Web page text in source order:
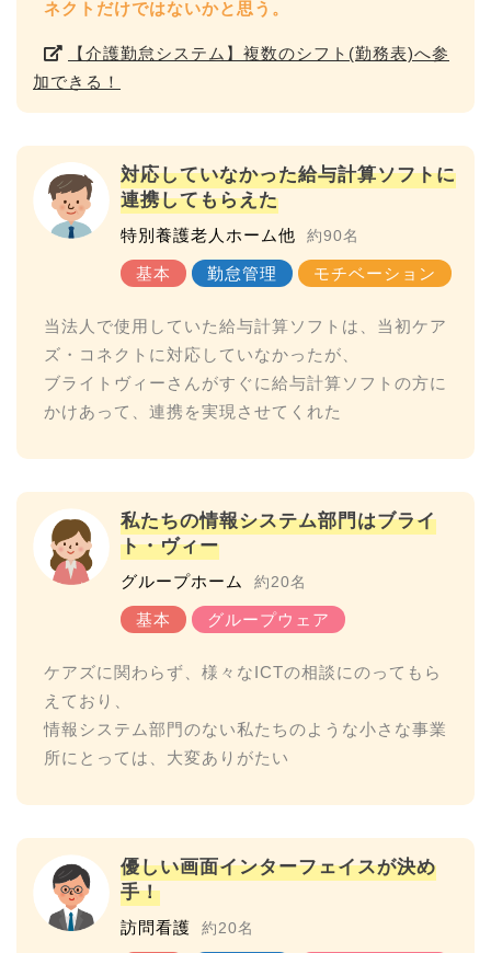
ネクトだけではないかと思う。
【介護勤怠システム】複数のシフト(勤務表)へ参
加できる！
対応していなかった給与計算ソフトに
連携してもらえた
特別養護老人ホーム他 約90名
当法人で使用していた給与計算ソフトは、当初ケア
ズ・コネクトに対応していなかったが、
ブライトヴィーさんがすぐに給与計算ソフトの方に
私たちの情報システム部門はブライ
ト・ヴィー
グループホーム 約20名
ケアズに関わらず、様々なICTの相談にのってもら
えており、
情報システム部門のない私たちのような小さな事業
優しい画面インターフェイスが決め
手！
訪問看護 約20名